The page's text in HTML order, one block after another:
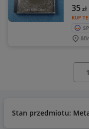
KUP
35zł
Stan przedmiotu: